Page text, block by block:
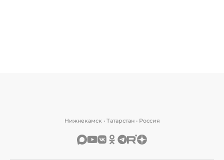
Нижнекамск • Татарстан • Россия